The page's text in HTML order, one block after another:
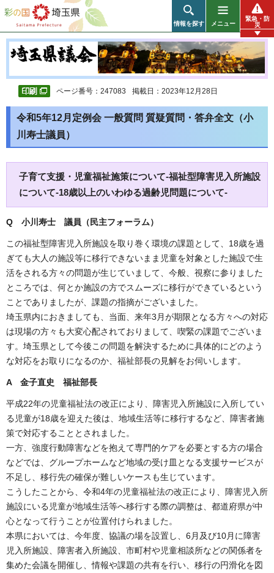
彩の国 埼玉県
情報を探す メニュー
緊急・防
災
ページ番号：247083 掲載日：2023年12月28日
令和5年12月定例会 一般質問 質疑質問・答弁全文（小
川寿士議員）
子育て支援・児童福祉施策について-福祉型障害児入所施設
について-18歳以上のいわゆる過齢児問題について-
Q 小川寿士 議員（民主フォーラム）
この福祉型障害児入所施設を取り巻く環境の課題として、18歳を過
ぎても大人の施設等に移行できないまま児童を対象とした施設で生
活をされる方々の問題が生じていまして、今般、視察に参りました
ところでは、何とか施設の方でスムーズに移行ができているという
ことでありましたが、課題の指摘がございました。
埼玉県内におきましても、当面、来年3月が期限となる方々への対応
は現場の方々も大変心配されておりまして、喫緊の課題でございま
す。埼玉県として今後この問題を解決するために具体的にどのよう
な対応をお取りになるのか、福祉部長の見解をお伺いします。
A 金子直史 福祉部長
平成22年の児童福祉法の改正により、障害児入所施設に入所してい
る児童が18歳を迎えた後は、地域生活等に移行するなど、障害者施
策で対応することとされました。
一方、強度行動障害などを抱えて専門的ケアを必要とする方の場合
などでは、グループホームなど地域の受け皿となる支援サービスが
不足し、移行先の確保が難しいケースも生じています。
こうしたことから、令和4年の児童福祉法の改正により、障害児入所
施設にいる児童が地域生活等へ移行する際の調整は、都道府県が中
心となって行うことが位置付けられました。
本県においては、今年度、協議の場を設置し、6月及び10月に障害
児入所施設、障害者入所施設、市町村や児童相談所などの関係者を
集めた会議を開催し、情報や課題の共有を行い、移行の円滑化を図